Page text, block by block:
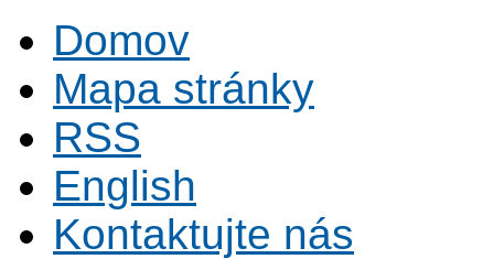
Domov
Mapa stránky
RSS
English
Kontaktujte nás